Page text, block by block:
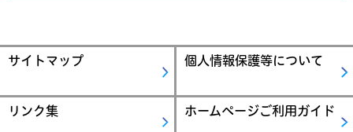
サイトマップ 個人情報保護等について
リンク集 ホームページご利用ガイド